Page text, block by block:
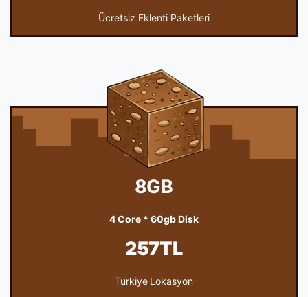
Ücretsiz Eklenti Paketleri
8GB
4 Core * 60gb Disk
257TL
Türkiye Lokasyon